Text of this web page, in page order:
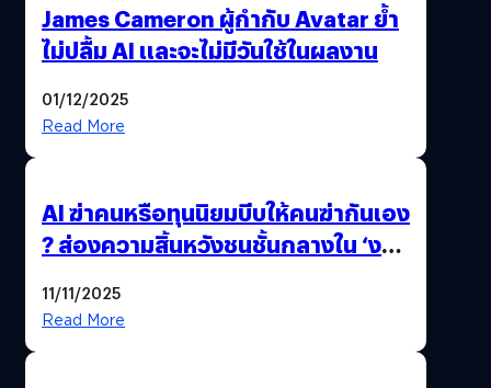
James Cameron ผู้กำกับ Avatar ย้ำ
ไม่ปลื้ม AI และจะไม่มีวันใช้ในผลงาน
01/12/2025
Read More
AI ฆ่าคนหรือทุนนิยมบีบให้คนฆ่ากันเอง
? ส่องความสิ้นหวังชนชั้นกลางใน ‘งาน
11/11/2025
Read More